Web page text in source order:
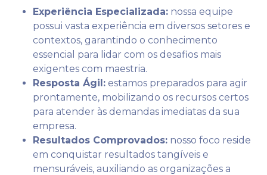
Experiência Especializada: nossa equipe
possui vasta experiência em diversos setores e
contextos, garantindo o conhecimento
essencial para lidar com os desafios mais
exigentes com maestria.
Resposta Ágil: estamos preparados para agir
prontamente, mobilizando os recursos certos
para atender às demandas imediatas da sua
empresa.
Resultados Comprovados: nosso foco reside
em conquistar resultados tangíveis e
mensuráveis, auxiliando as organizações a